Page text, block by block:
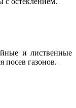
и лиственные
посев газонов.